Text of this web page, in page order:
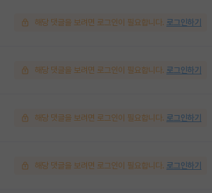
해당 댓글을 보려면 로그인이 필요합니다. 로그인하기
해당 댓글을 보려면 로그인이 필요합니다. 로그인하기
해당 댓글을 보려면 로그인이 필요합니다. 로그인하기
해당 댓글을 보려면 로그인이 필요합니다. 로그인하기